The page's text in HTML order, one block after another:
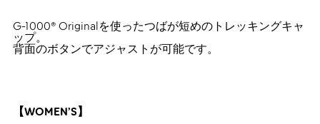
G-1000® Originalを使ったつばが短めのトレッキングキャ
ップ。
背面のボタンでアジャストが可能です。
【WOMEN’S】